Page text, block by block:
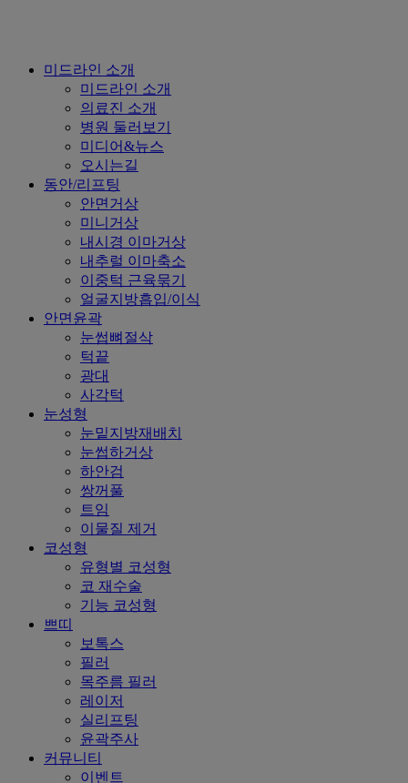
Close
미드라인 소개
미드라인 소개
의료진 소개
병원 둘러보기
미디어&뉴스
오시는길
동안/리프팅
안면거상
미니거상
내시경 이마거상
내추럴 이마축소
이중턱 근육묶기
얼굴지방흡입/이식
안면윤곽
눈썹뼈절삭
턱끝
광대
사각턱
눈성형
눈밑지방재배치
눈썹하거상
하안검
쌍꺼풀
트임
이물질 제거
코성형
유형별 코성형
코 재수술
기능 코성형
쁘띠
보톡스
필러
목주름 필러
레이저
실리프팅
윤곽주사
커뮤니티
이벤트